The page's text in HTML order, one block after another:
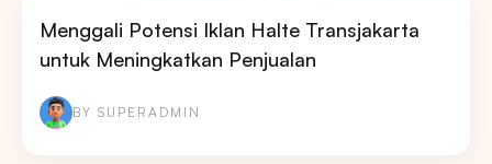
Menggali Potensi Iklan Halte Transjakarta
untuk Meningkatkan Penjualan
BY SUPERADMIN